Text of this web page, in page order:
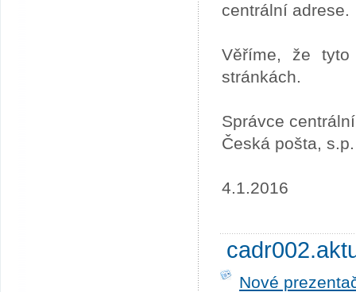
centrální adrese.
Věříme, že
stránkách.
Správce
Česká pošta, s.p.
4.1.2016
Nové